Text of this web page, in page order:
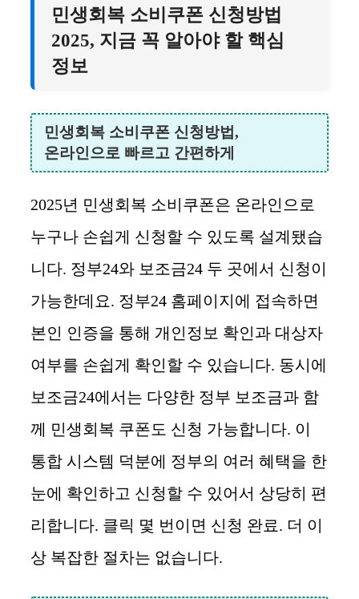
민생회복 소비쿠폰 신청방법
2025, 지금 꼭 알아야 할 핵심
정보
민생회복 소비쿠폰 신청방법,
온라인으로 빠르고 간편하게
2025년 민생회복 소비쿠폰은 온라인으로
누구나 손쉽게 신청할 수 있도록 설계됐습
니다. 정부24와 보조금24 두 곳에서 신청이
가능한데요. 정부24 홈페이지에 접속하면
본인 인증을 통해 개인정보 확인과 대상자
여부를 손쉽게 확인할 수 있습니다. 동시에
보조금24에서는 다양한 정부 보조금과 함
께 민생회복 쿠폰도 신청 가능합니다. 이
통합 시스템 덕분에 정부의 여러 혜택을 한
눈에 확인하고 신청할 수 있어서 상당히 편
리합니다. 클릭 몇 번이면 신청 완료. 더 이
상 복잡한 절차는 없습니다.